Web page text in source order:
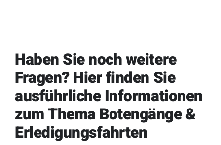
Haben Sie noch weitere
Fragen? Hier finden Sie
ausführliche Informationen
zum Thema Botengänge &
Erledigungsfahrten